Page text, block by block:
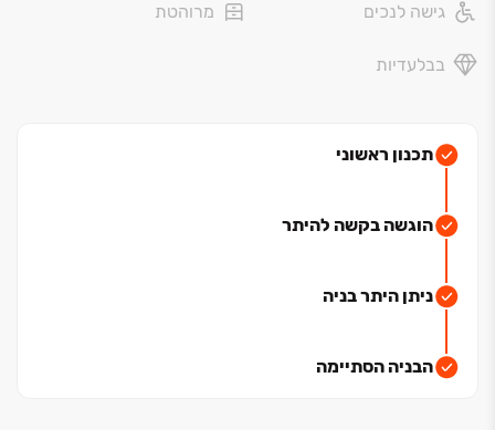
בואו ליהנות מחוויית מגורים ואיכות חיים בשכונה ירוקה עם
גישה לנכים מרוהטת
בבלעדיות
תכנון ראשוני
הוגשה בקשה להיתר
ניתן היתר בניה
הבניה הסתיימה